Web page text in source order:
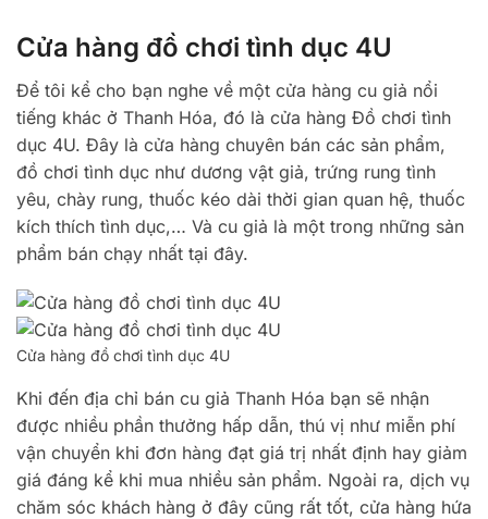
Cửa hàng đồ chơi tình dục 4U
Để tôi kể cho bạn nghe về một cửa hàng cu giả nổi
tiếng khác ở Thanh Hóa, đó là cửa hàng Đồ chơi tình
dục 4U. Đây là cửa hàng chuyên bán các sản phẩm,
đồ chơi tình dục như dương vật giả, trứng rung tình
yêu, chày rung, thuốc kéo dài thời gian quan hệ, thuốc
kích thích tình dục,… Và cu giả là một trong những sản
phẩm bán chạy nhất tại đây.
Cửa hàng đồ chơi tình dục 4U
Khi đến địa chỉ bán cu giả Thanh Hóa bạn sẽ nhận
được nhiều phần thưởng hấp dẫn, thú vị như miễn phí
vận chuyển khi đơn hàng đạt giá trị nhất định hay giảm
giá đáng kể khi mua nhiều sản phẩm. Ngoài ra, dịch vụ
chăm sóc khách hàng ở đây cũng rất tốt, cửa hàng hứa